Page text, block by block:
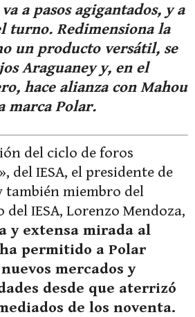
a pasos agigantados, y a
turno. Redimensiona la
un producto versátil, se
Araguaney y, en el
hace alianza con Mahou
marca Polar.
del ciclo de foros
del IESA, el presidente de
también miembro del
del IESA, Lorenzo Mendoza,
y extensa mirada al
permitido a Polar
mercados y
desde que aterrizó
de los noventa.